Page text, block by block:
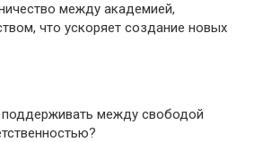
между академией,
что ускоряет создание новых
между свободой